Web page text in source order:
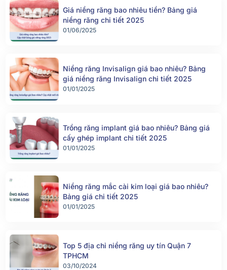
Giá niềng răng bao nhiêu tiền? Bảng giá
niềng răng chi tiết 2025
01/06/2025
Niềng răng Invisalign giá bao nhiêu? Bảng
giá niềng răng Invisalign chi tiết 2025
01/01/2025
Trồng răng implant giá bao nhiêu? Bảng giá
cấy ghép implant chi tiết 2025
01/01/2025
Niềng răng mắc cài kim loại giá bao nhiêu?
Bảng giá chi tiết 2025
01/01/2025
Top 5 địa chỉ niềng răng uy tín Quận 7
TPHCM
03/10/2024